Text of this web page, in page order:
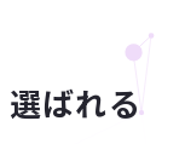
ばれる